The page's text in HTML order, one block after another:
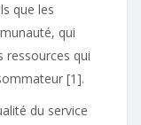
que les
qui
ressources qui
[1].
du service